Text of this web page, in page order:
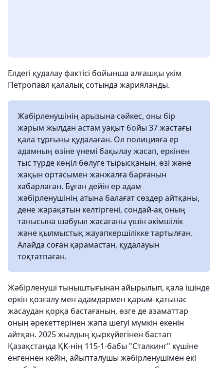
Елдегі қудалау фактісі бойынша алғашқы үкім
Петропавл қалалық сотында жарияланды.
Жәбірленушінің арызына сәйкес, оны бір
жарым жылдан астам уақыт бойы 37 жастағы
қала тұрғыны қудалаған. Ол полицияға ер
адамның өзіне үнемі бақылау жасап, еркінен
тыс түрде көңіл бөлуге тырысқанын, өзі және
жақын ортасымен жанжалға барғанын
хабарлаған. Бұған дейін ер адам
жәбірленушінің атына балағат сөздер айтқаны,
дене жарақатын келтіргені, сондай-ақ оның
танысына шабуыл жасағаны үшін әкімшілік
және қылмыстық жауапкершілікке тартылған.
Алайда соған қарамастан, қудалауын
тоқтатпаған.
Жәбірленуші тыныштығынан айырылып, қала ішінде
еркін қозғалу мен адамдармен қарым-қатынас
жасаудан қорқа бастағанын, өзге де азаматтар
оның әрекеттерінен жапа шегуі мүмкін екенін
айтқан. 2025 жылдың қыркүйегінен бастап
Қазақстанда ҚК-нің 115-1-бабы "Сталкинг" күшіне
енгеннен кейін, айыпталушы жәбірленушімен екі